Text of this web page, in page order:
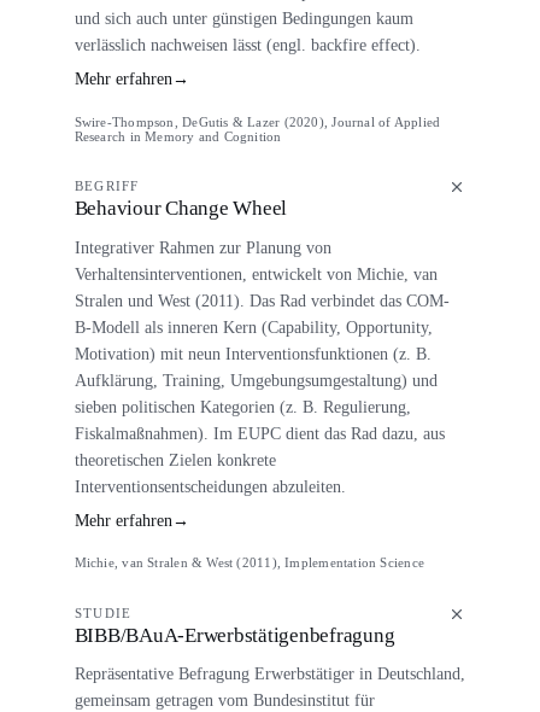
und sich auch unter günstigen Bedingungen kaum
verlässlich nachweisen lässt (engl. backfire effect).
Mehr erfahren→
Swire-Thompson, DeGutis & Lazer (2020), Journal of Applied
Research in Memory and Cognition
BEGRIFF
Behaviour Change Wheel
Integrativer Rahmen zur Planung von
Verhaltensinterventionen, entwickelt von Michie, van
Stralen und West (2011). Das Rad verbindet das COM-
B-Modell als inneren Kern (Capability, Opportunity,
Motivation) mit neun Interventionsfunktionen (z. B.
Aufklärung, Training, Umgebungsumgestaltung) und
sieben politischen Kategorien (z. B. Regulierung,
Fiskalmaßnahmen). Im EUPC dient das Rad dazu, aus
theoretischen Zielen konkrete
Interventionsentscheidungen abzuleiten.
Mehr erfahren→
Michie, van Stralen & West (2011), Implementation Science
STUDIE
BIBB/BAuA-Erwerbstätigenbefragung
Repräsentative Befragung Erwerbstätiger in Deutschland,
gemeinsam getragen vom Bundesinstitut für